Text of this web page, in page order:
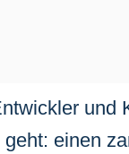
und
einen